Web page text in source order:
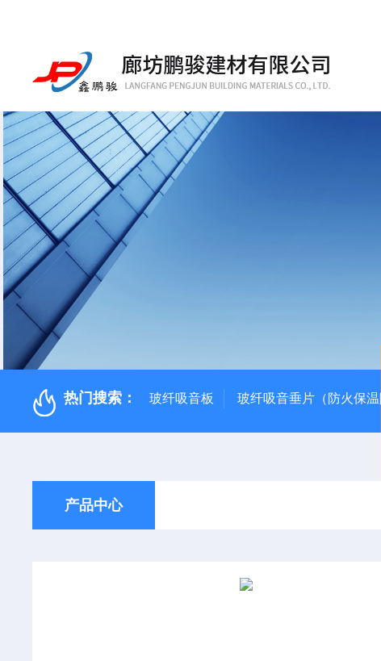
热门搜索： 玻纤吸音板 玻纤吸音垂片（防火保
产品中心